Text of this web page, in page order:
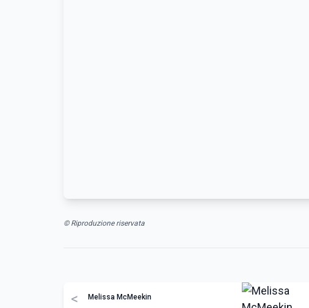
© Riproduzione riservata
< Melissa McMeekin